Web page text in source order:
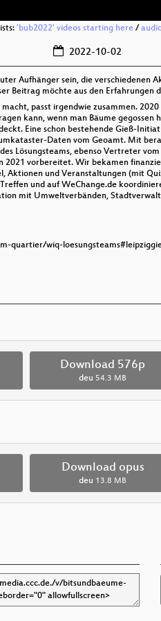
'bub2022' videos starting here/
2022-10-02
Aufhänger sein, die verschiedenen
Beitrag möchte aus den Erfahrungen
passt irgendwie zusammen.
kann, wenn man Bäume
Eine schon bestehende Gieß-
Daten vom Geoamt. Mit
Lösungsteams, ebenso Vertreter
2021 vorbereitet. Wir bekamen
und Veranstaltungen (mit
und auf WeChange.de
mit Umweltverbänden,
quartier/wiq-
Download 576p
deu 54.3 MB
Download opus
deu 13.8 MB